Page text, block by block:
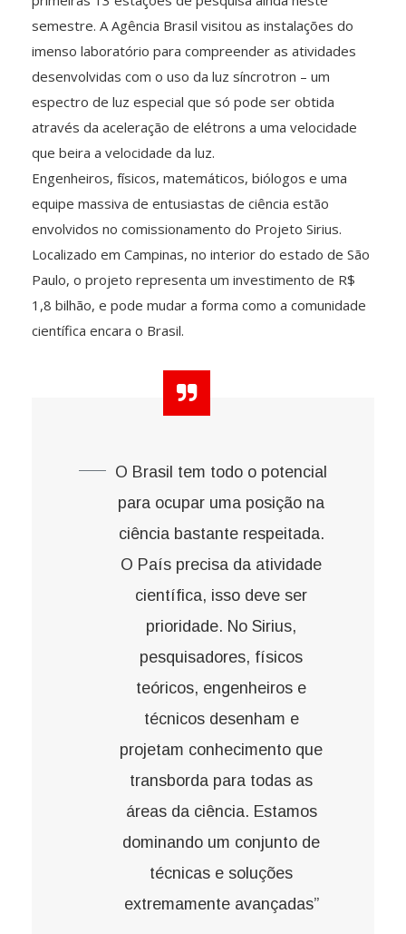
semestre. A Agência Brasil visitou as instalações do
imenso laboratório para compreender as atividades
desenvolvidas com o uso da luz síncrotron – um
espectro de luz especial que só pode ser obtida
através da aceleração de elétrons a uma velocidade
que beira a velocidade da luz.
Engenheiros, físicos, matemáticos, biólogos e uma
equipe massiva de entusiastas de ciência estão
envolvidos no comissionamento do Projeto Sirius.
Localizado em Campinas, no interior do estado de São
Paulo, o projeto representa um investimento de R$
1,8 bilhão, e pode mudar a forma como a comunidade
científica encara o Brasil.
O Brasil tem todo o potencial
para ocupar uma posição na
ciência bastante respeitada.
O País precisa da atividade
científica, isso deve ser
prioridade. No Sirius,
pesquisadores, físicos
teóricos, engenheiros e
técnicos desenham e
projetam conhecimento que
transborda para todas as
áreas da ciência. Estamos
dominando um conjunto de
técnicas e soluções
extremamente avançadas”